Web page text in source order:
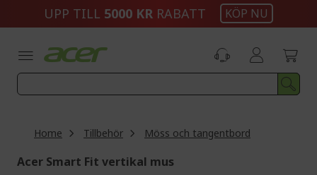
UPP TILL 5000 KR RABATT KÖP NU
Home Tillbehör Möss och tangentbord
Acer Smart Fit vertikal mus